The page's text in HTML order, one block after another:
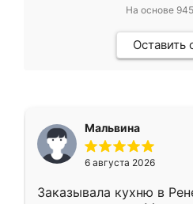
На основе 945
Оставить
Мальвина
6 августа 2026
Заказывала кухню в